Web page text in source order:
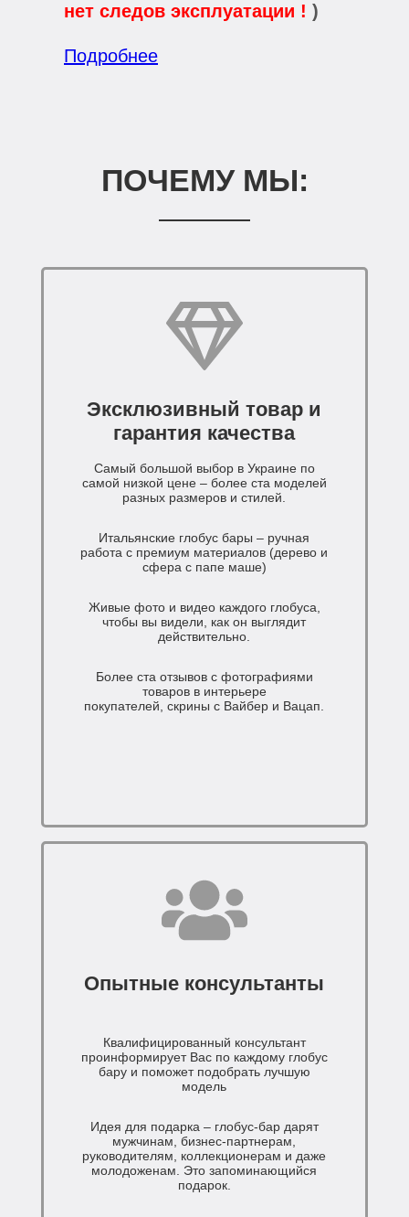
нет следов эксплуатации ! )
Подробнее
ПОЧЕМУ МЫ:
Эксклюзивный товар и
гарантия качества
Самый большой выбор в Украине по
самой низкой цене – более ста моделей
разных размеров и стилей.
Итальянские глобус бары – ручная
работа с премиум материалов (дерево и
сфера с папе маше)
Живые фото и видео каждого глобуса,
чтобы вы видели, как он выглядит
действительно.
Более ста отзывов с фотографиями
товаров в интерьере
покупателей, скрины с Вайбер и Вацап.
Опытные консультанты
Квалифицированный консультант
проинформирует Вас по каждому глобус
бару и поможет подобрать лучшую
модель
Идея для подарка – глобус-бар дарят
мужчинам, бизнес-партнерам,
руководителям, коллекционерам и даже
молодоженам. Это запоминающийся
подарок.